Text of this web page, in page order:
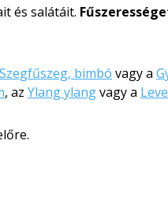
és salátáit.
Szegfűszeg, bimbó vagy a
, az Ylang ylangvagy a